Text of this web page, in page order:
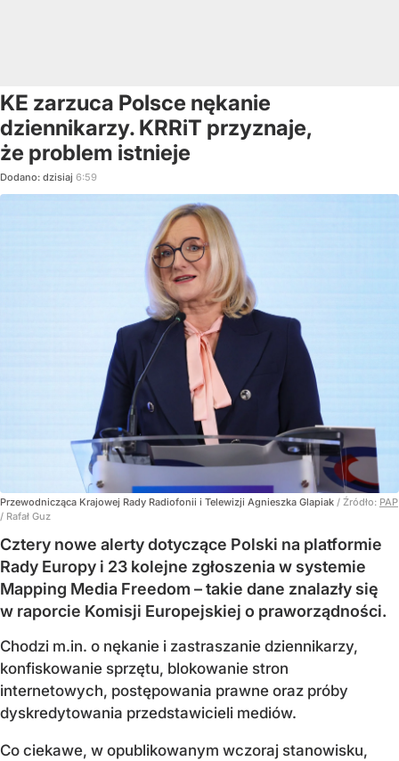
KE zarzuca Polsce nękanie
dziennikarzy. KRRiT przyznaje,
że problem istnieje
Dodano: dzisiaj 6:59
Przewodnicząca Krajowej Rady Radiofonii i Telewizji Agnieszka Glapiak / Źródło: PAP
/ Rafał Guz
Cztery nowe alerty dotyczące Polski na platformie
Rady Europy i 23 kolejne zgłoszenia w systemie
Mapping Media Freedom – takie dane znalazły się
w raporcie Komisji Europejskiej o praworządności.
Chodzi m.in. o nękanie i zastraszanie dziennikarzy,
konfiskowanie sprzętu, blokowanie stron
internetowych, postępowania prawne oraz próby
dyskredytowania przedstawicieli mediów.
Co ciekawe, w opublikowanym wczoraj stanowisku,